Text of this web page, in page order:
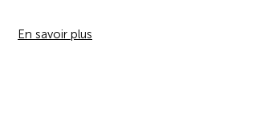
En savoir plus